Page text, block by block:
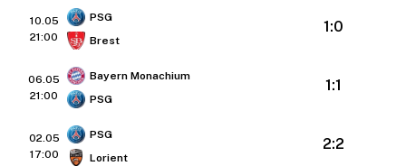
10.05
21:00
PSG
Brest
1:0
06.05
21:00
Bayern Monachium
PSG
1:1
02.05
17:00
PSG
Lorient
2:2